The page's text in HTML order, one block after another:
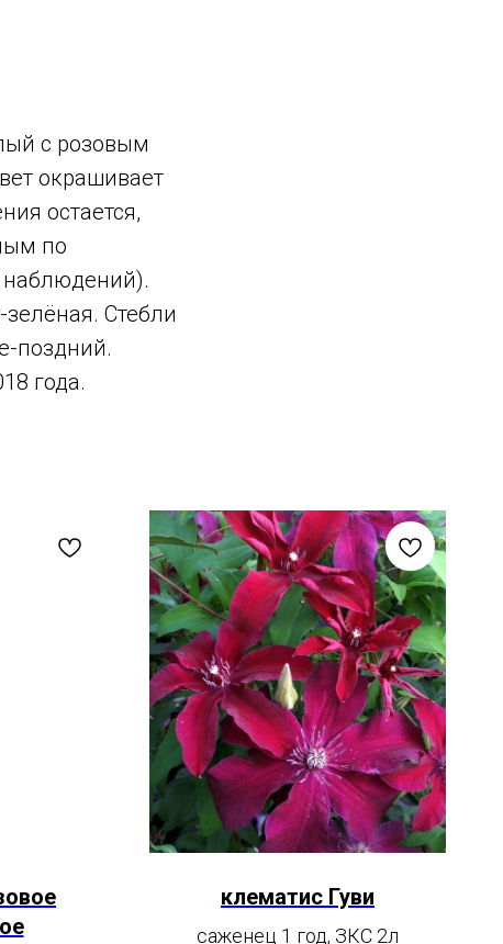
с розовым
окрашивает
остается,
по
наблюдений).
Стебли
поздний.
года.
клематис Гуви
саженец 1 год, ЗКС 2л